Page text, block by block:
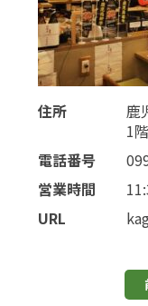
住所
鹿
1
電話番号
営業時間
URL